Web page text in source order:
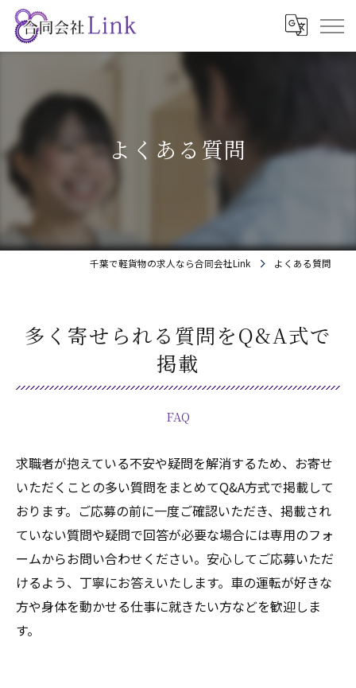
よくある質問
千葉で軽貨物の求人なら合同会社Link よくある質問
多く寄せられる質問をQ&A式で
掲載
FAQ
求職者が抱えている不安や疑問を解消するため、お寄せ
いただくことの多い質問をまとめてQ&A方式で掲載して
おります。ご応募の前に一度ご確認いただき、掲載され
ていない質問や疑問で回答が必要な場合には専用のフォ
ームからお問い合わせください。安心してご応募いただ
けるよう、丁寧にお答えいたします。車の運転が好きな
方や身体を動かせる仕事に就きたい方などを歓迎しま
す。